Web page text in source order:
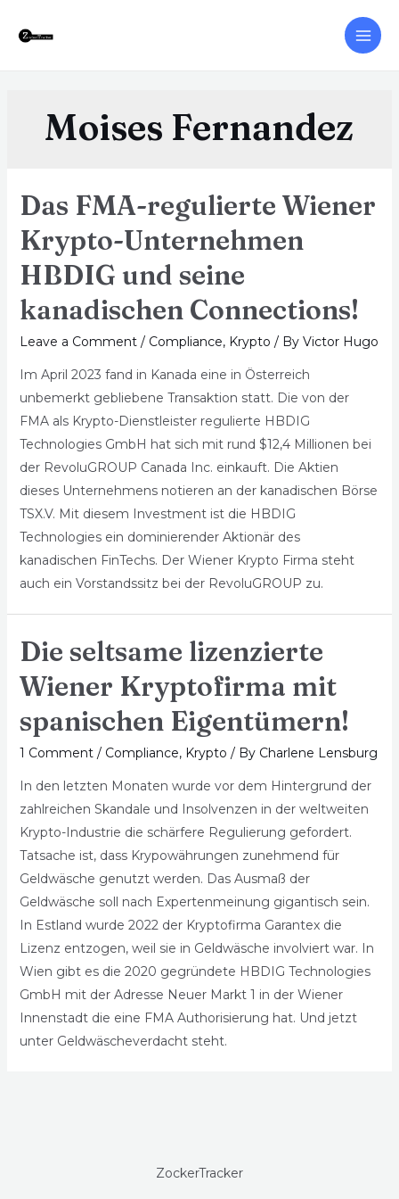
Moises Fernandez
Das FMA-regulierte Wiener
Krypto-Unternehmen
HBDIG und seine
kanadischen Connections!
Leave a Comment / Compliance, Krypto / By Victor Hugo
Im April 2023 fand in Kanada eine in Österreich
unbemerkt gebliebene Transaktion statt. Die von der
FMA als Krypto-Dienstleister regulierte HBDIG
Technologies GmbH hat sich mit rund $12,4 Millionen bei
der RevoluGROUP Canada Inc. einkauft. Die Aktien
dieses Unternehmens notieren an der kanadischen Börse
TSX.V. Mit diesem Investment ist die HBDIG
Technologies ein dominierender Aktionär des
kanadischen FinTechs. Der Wiener Krypto Firma steht
auch ein Vorstandssitz bei der RevoluGROUP zu.
Die seltsame lizenzierte
Wiener Kryptofirma mit
spanischen Eigentümern!
1 Comment / Compliance, Krypto / By Charlene Lensburg
In den letzten Monaten wurde vor dem Hintergrund der
zahlreichen Skandale und Insolvenzen in der weltweiten
Krypto-Industrie die schärfere Regulierung gefordert.
Tatsache ist, dass Krypowährungen zunehmend für
Geldwäsche genutzt werden. Das Ausmaß der
Geldwäsche soll nach Expertenmeinung gigantisch sein.
In Estland wurde 2022 der Kryptofirma Garantex die
Lizenz entzogen, weil sie in Geldwäsche involviert war. In
Wien gibt es die 2020 gegründete HBDIG Technologies
GmbH mit der Adresse Neuer Markt 1 in der Wiener
Innenstadt die eine FMA Authorisierung hat. Und jetzt
unter Geldwäscheverdacht steht.
ZockerTracker